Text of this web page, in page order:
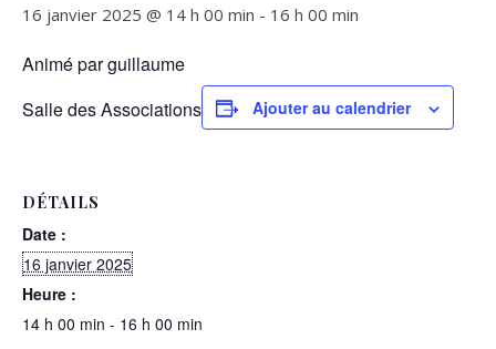
16 janvier 2025 @ 14 h 00 min - 16 h 00 min
Animé par guillaume
Salle des Associations
Ajouter au calendrier
DÉTAILS
Date :
16 janvier 2025
Heure :
14 h 00 min - 16 h 00 min